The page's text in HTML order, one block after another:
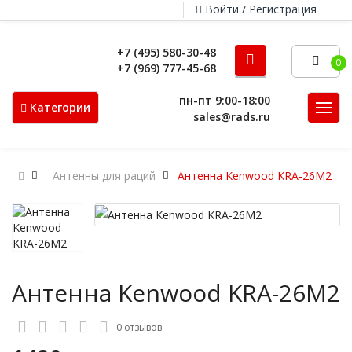
Войти / Регистрация
+7 (495) 580-30-48
+7 (969) 777-45-68
0
Категории
пн-пт 9:00-18:00
sales@rads.ru
Антенны для раций Антенна Kenwood KRA-26M2
Антенна Kenwood KRA-26M2
0 отзывов